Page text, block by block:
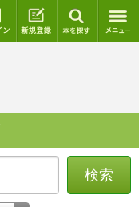
ログイン 新規登録
検索